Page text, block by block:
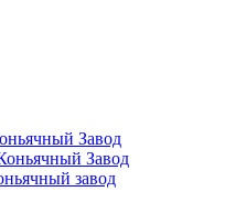
Завод
Завод
завод